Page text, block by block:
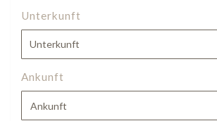
Unterkunft
Unterkunft
Ankunft